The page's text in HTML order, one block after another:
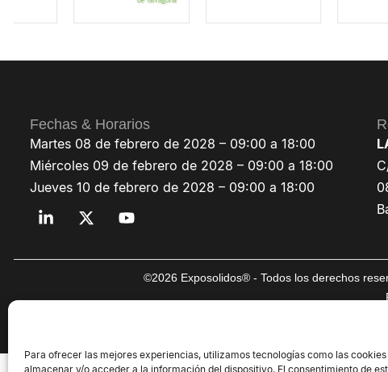
Para ofrecer las mejores experiencias, utilizamos tecnologías como las cookies
almacenar y/o acceder a la información del dispositivo. El consentimiento de
Fechas & Horarios
Martes 08 de febrero de 2028 – 09:00 a 18:00
Miércoles 09 de febrero de 2028 – 09:00 a 18:00
Jueves 10 de febrero de 2028 – 09:00 a 18:00
©2026 Exposolidos® - Todos los derechos